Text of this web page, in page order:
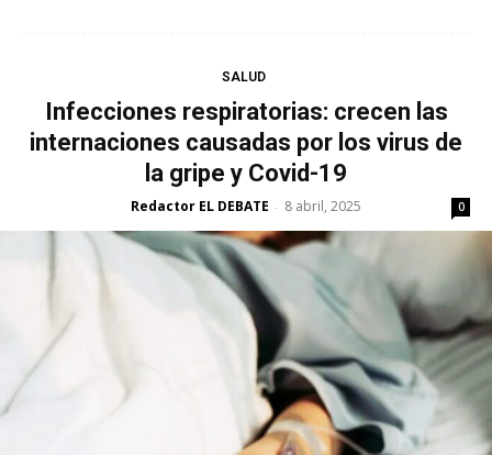
SALUD
Infecciones respiratorias: crecen las
internaciones causadas por los virus de
la gripe y Covid-19
Redactor EL DEBATE - 8 abril, 2025 0